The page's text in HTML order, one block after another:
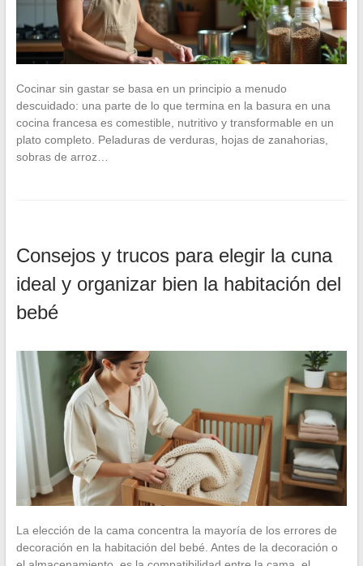
Cocinar sin gastar se basa en un principio a menudo
descuidado: una parte de lo que termina en la basura en una
cocina francesa es comestible, nutritivo y transformable en un
plato completo. Peladuras de verduras, hojas de zanahorias,
sobras de arroz…
Consejos y trucos para elegir la cuna
ideal y organizar bien la habitación del
bebé
La elección de la cama concentra la mayoría de los errores de
decoración en la habitación del bebé. Antes de la decoración o